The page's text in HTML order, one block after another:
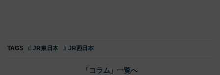
TAGS # JR東日本 # JR西日本
「コラム」一覧へ